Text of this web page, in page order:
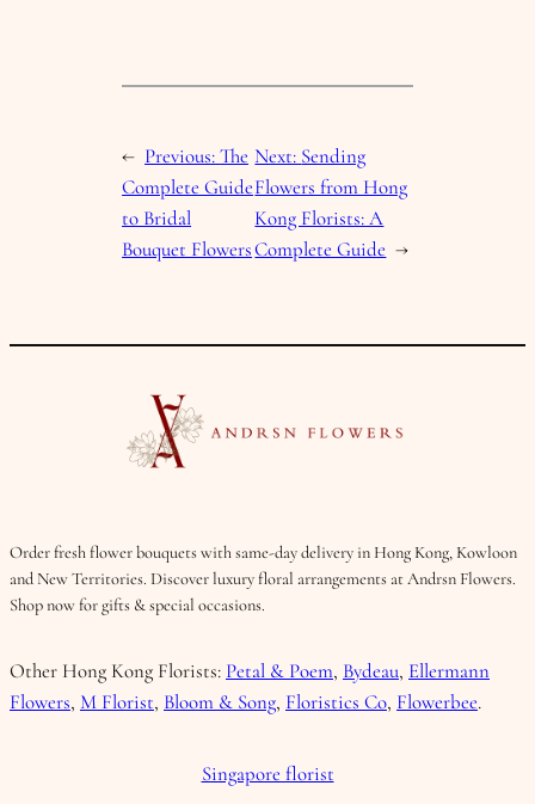
← Previous:The
Complete Guide
to Bridal
Bouquet Flowers
Next: Sending
Flowers from Hong
Kong Florists: A
Complete Guide →
Order fresh flower bouquets with same-day delivery in Hong Kong, Kowloon
and New Territories. Discover luxury floral arrangements at Andrsn Flowers.
Shop now for gifts & special occasions.
Other Hong Kong Florists: Petal & Poem, Bydeau, Ellermann
Flowers, M Florist, Bloom & Song, Floristics Co, Flowerbee.
Singapore florist